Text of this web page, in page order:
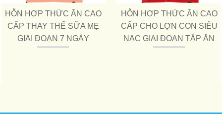
HỖN HỢP THỨC ĂN CAO
CẤP THAY THẾ SỮA MẸ
GIAI ĐOẠN 7 NGÀY
HỖN HỢP THỨC ĂN CAO
CẤP CHO LỢN CON SIÊU
NẠC GIAI ĐOẠN TẬP ĂN